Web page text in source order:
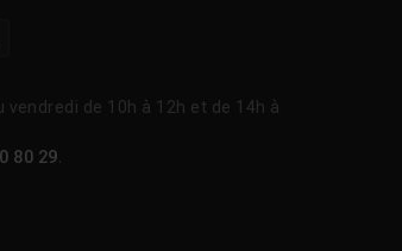
de 10h à 12h et de 14h à
80 29.